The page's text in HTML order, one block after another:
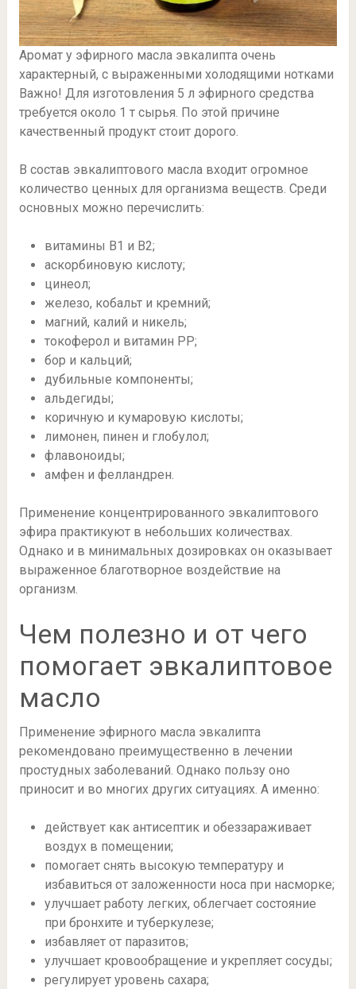
Аромат у эфирного масла эвкалипта очень
характерный, с выраженными холодящими нотками
Важно! Для изготовления 5 л эфирного средства
требуется около 1 т сырья. По этой причине
качественный продукт стоит дорого.
В состав эвкалиптового масла входит огромное
количество ценных для организма веществ. Среди
основных можно перечислить:
витамины В1 и В2;
аскорбиновую кислоту;
цинеол;
железо, кобальт и кремний;
магний, калий и никель;
токоферол и витамин РР;
бор и кальций;
дубильные компоненты;
альдегиды;
коричную и кумаровую кислоты;
лимонен, пинен и глобулол;
флавоноиды;
амфен и фелландрен.
Применение концентрированного эвкалиптового
эфира практикуют в небольших количествах.
Однако и в минимальных дозировках он оказывает
выраженное благотворное воздействие на
организм.
Чем полезно и от чего
помогает эвкалиптовое
масло
Применение эфирного масла эвкалипта
рекомендовано преимущественно в лечении
простудных заболеваний. Однако пользу оно
приносит и во многих других ситуациях. А именно:
действует как антисептик и обеззараживает
воздух в помещении;
помогает снять высокую температуру и
избавиться от заложенности носа при насморке;
улучшает работу легких, облегчает состояние
при бронхите и туберкулезе;
избавляет от паразитов;
улучшает кровообращение и укрепляет сосуды;
регулирует уровень сахара;